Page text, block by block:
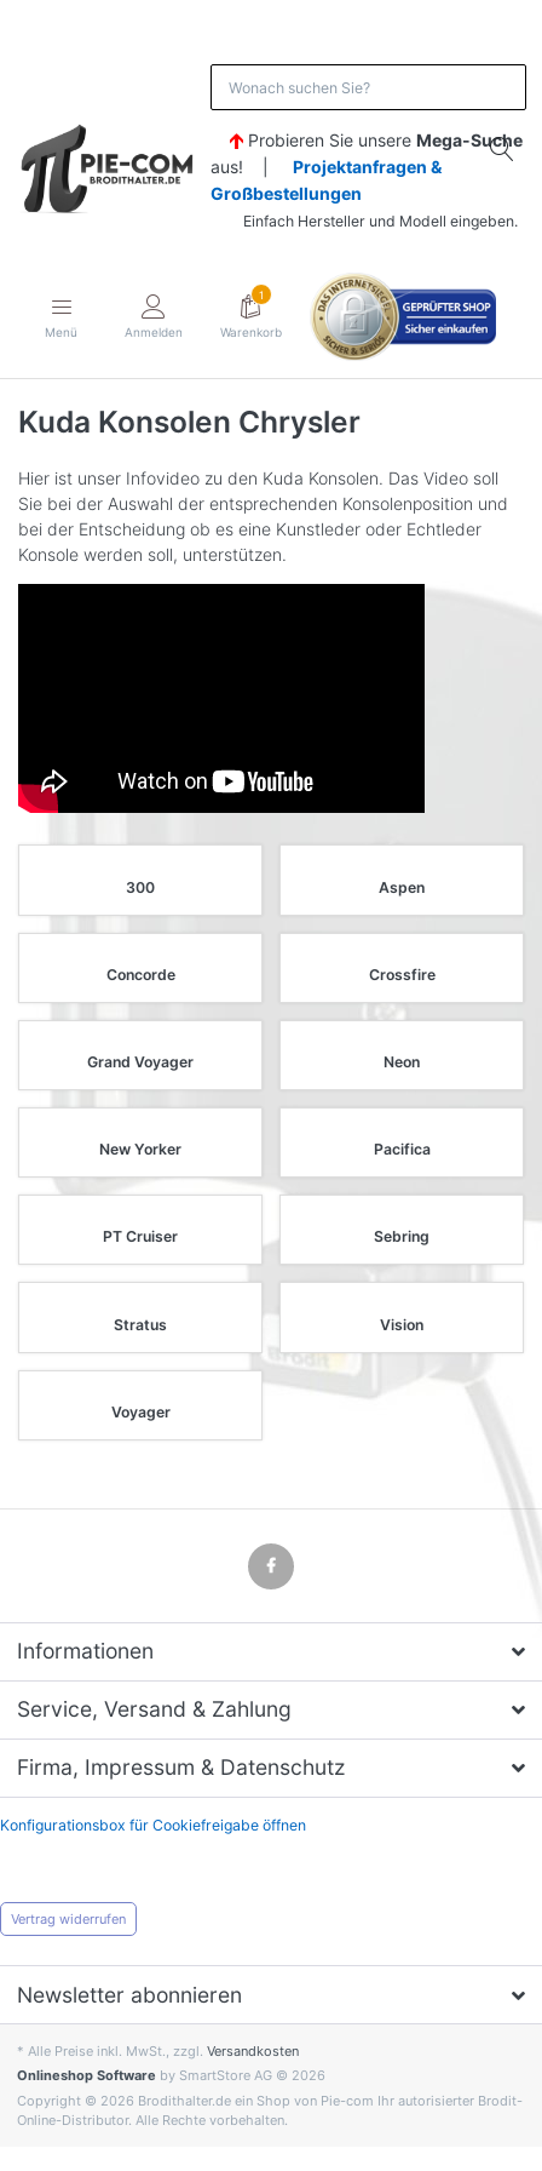
Probieren Sie unsere Mega-Suche
aus! | Projektanfragen &
Großbestellungen
Einfach Hersteller und Modell eingeben.
Menü Anmelden
1
Warenkorb
Kuda Konsolen Chrysler
Hier ist unser Infovideo zu den Kuda Konsolen. Das Video soll
Sie bei der Auswahl der entsprechenden Konsolenposition und
bei der Entscheidung ob es eine Kunstleder oder Echtleder
Konsole werden soll, unterstützen.
300 Aspen
Concorde Crossfire
Grand Voyager Neon
New Yorker Pacifica
PT Cruiser Sebring
Stratus Vision
Voyager
Informationen
Service, Versand & Zahlung
Firma, Impressum & Datenschutz
Konfigurationsbox für Cookiefreigabe öffnen
Vertrag widerrufen
Newsletter abonnieren
* Alle Preise inkl. MwSt., zzgl. Versandkosten
Onlineshop Software by SmartStore AG © 2026
Copyright © 2026 Brodithalter.de ein Shop von Pie-com Ihr autorisierter Brodit-
Online-Distributor. Alle Rechte vorbehalten.